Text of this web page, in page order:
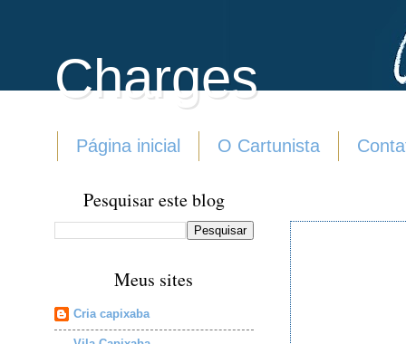
Charges
Página inicial O Cartunista
Pesquisar este blog
Meus sites
Cria capixaba